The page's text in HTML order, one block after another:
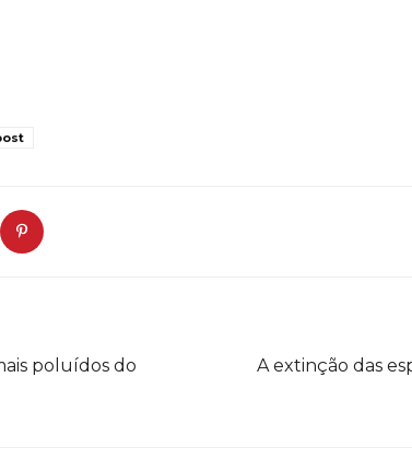
poluídos do
A extinção das